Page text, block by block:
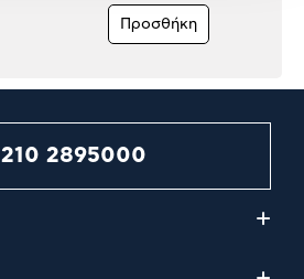
Προσθήκη
210 2895000